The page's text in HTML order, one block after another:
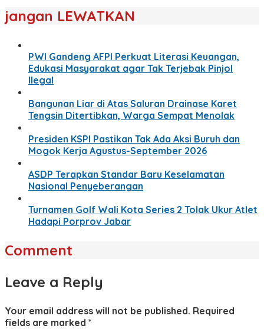
jangan LEWATKAN
PWI Gandeng AFPI Perkuat Literasi Keuangan,
Edukasi Masyarakat agar Tak Terjebak Pinjol
Ilegal
Bangunan Liar di Atas Saluran Drainase Karet
Tengsin Ditertibkan, Warga Sempat Menolak
Presiden KSPI Pastikan Tak Ada Aksi Buruh dan
Mogok Kerja Agustus-September 2026
ASDP Terapkan Standar Baru Keselamatan
Nasional Penyeberangan
Turnamen Golf Wali Kota Series 2 Tolak Ukur Atlet
Hadapi Porprov Jabar
Comment
Leave a Reply
Your email address will not be published. Required
fields are marked *